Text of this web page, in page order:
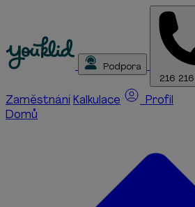
Podpora
216
Zaměstnání Kalkulace
Profil
Domů